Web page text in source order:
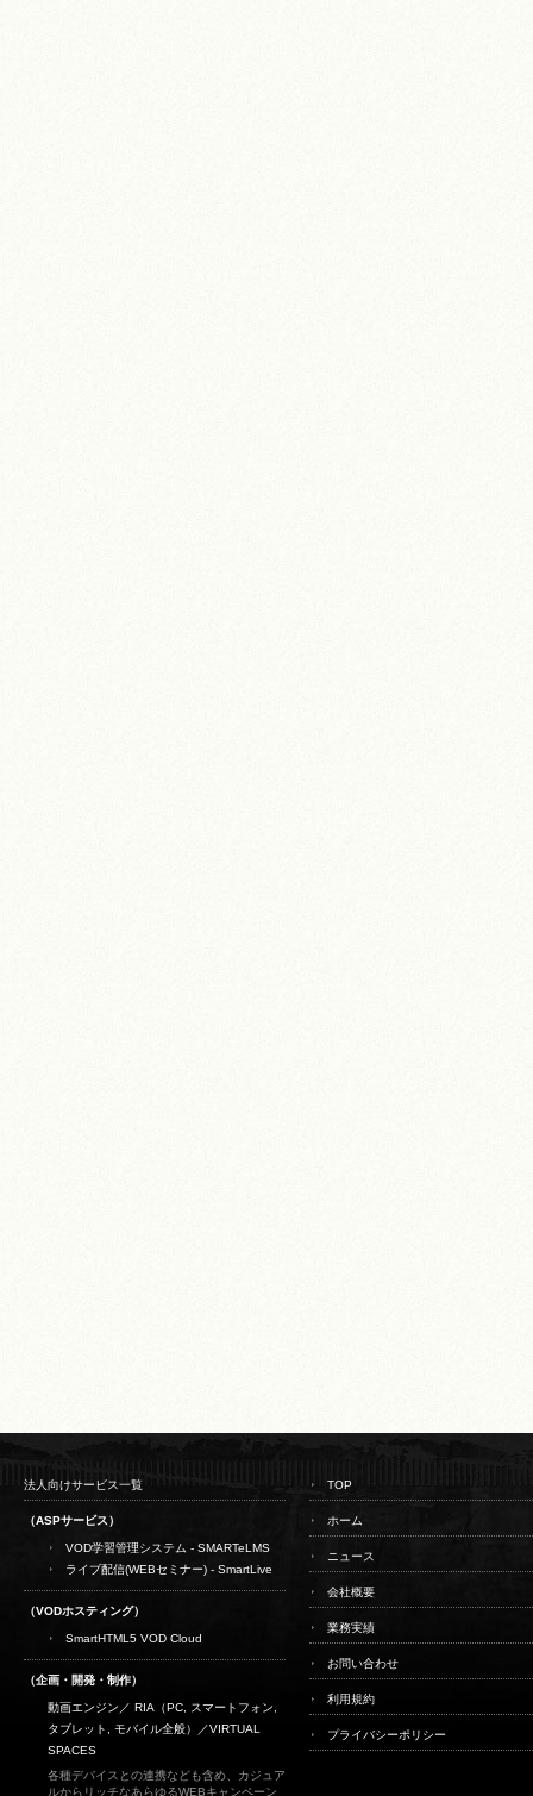
法人向けサービス一覧
（ASPサービス）
VOD学習管理システム - SMARTeLMS
ライブ配信(WEBセミナー) - SmartLive
（VODホスティング）
SmartHTML5 VOD Cloud
（企画・開発・制作）
動画エンジン／ RIA（PC, スマートフォン,
タブレット, モバイル全般）／VIRTUAL
SPACES
各種デバイスとの連携なども含め、カジュア
ルからリッチなあらゆるWEBキャンペーン
TOP
ホーム
ニュース
会社概要
業務実績
お問い合わせ
利用規約
プライバシーポリシー